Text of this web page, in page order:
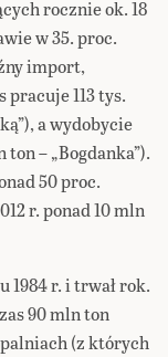
rocznie ok. 18
w 35. proc.
import,
113 tys.
a wydobycie
ton – „Bogdanka”).
50 proc.
r. ponad 10 mln
1984 r. i trwał rok.
90 mln ton
(z których